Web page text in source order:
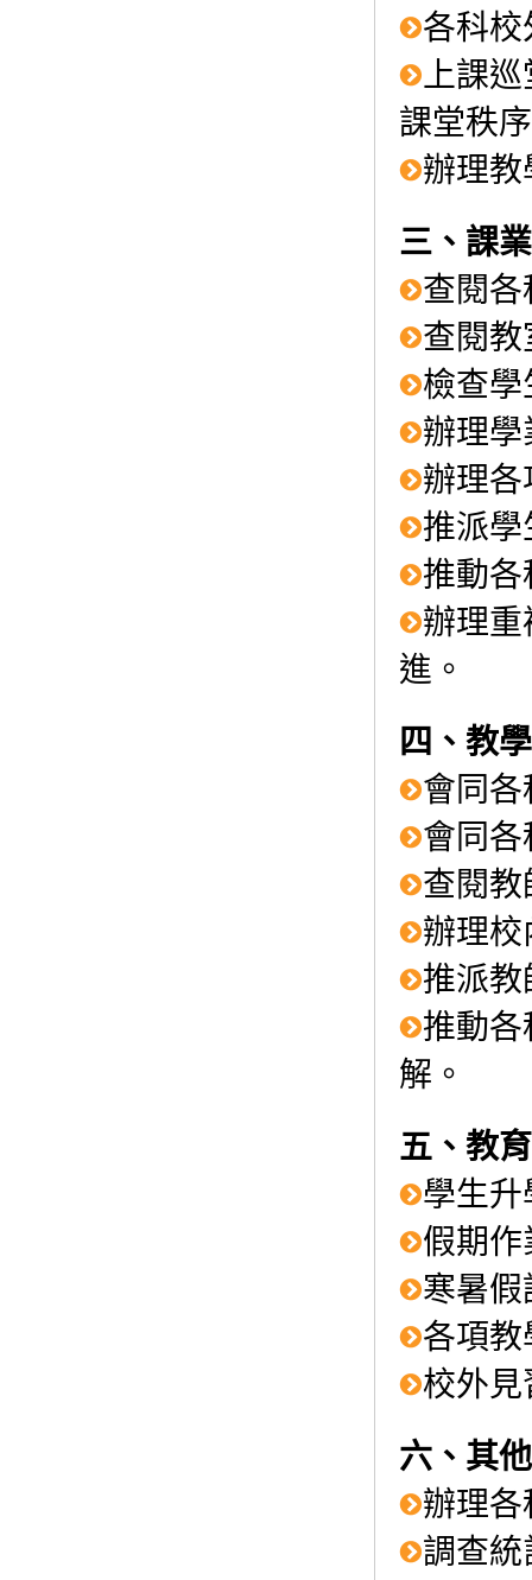
各科
上課
課堂秩
辦理
三、課
查閱
查閱
檢查
辦理
辦理
推派
推動
辦理
進。
四、教
會同
會同
查閱
辦理
推派
推動
解。
五、教
學生
假期作
寒暑
各項
校外見
六、其他
辦理
調查